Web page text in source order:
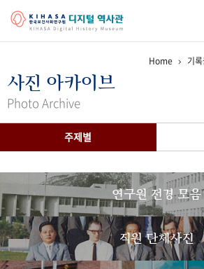
걸어온 길 기관 변천사
간행물 변천사
기록물 아카이브
사진 아카이브 문서 기록물 행정박물
Home 기
사진 아카이브
Photo Archive
주제별
연구원 전경 모음
직원 단체사진